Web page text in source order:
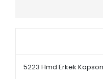
5223 Hmd Erkek